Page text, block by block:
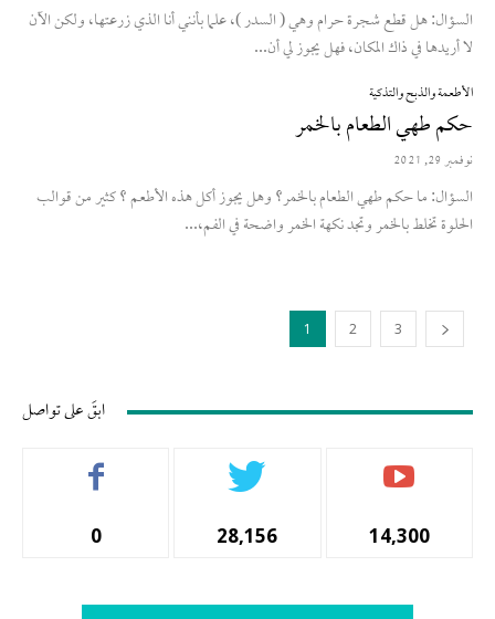
السؤال: هل قطع شجرة حرام وهي ( السدر )، علما بأنني أنا الذي زرعتها، ولكن الآن
لا أريدها في ذاك المكان، فهل يجوز لي أن...
الأطعمة والذبح والتذكية
حكم طهي الطعام بالخمر
نوفمبر 29, 2021
السؤال: ما حكم طهي الطعام بالخمر؟ وهل يجوز أكل هذه الأطعم ؟ كثير من قوالب
الحلوة تخلط بالخمر وتجد نكهة الخمر واضحة في الفم،...
1 2 3
ابقَ على تواصل
0 28,156 14,300